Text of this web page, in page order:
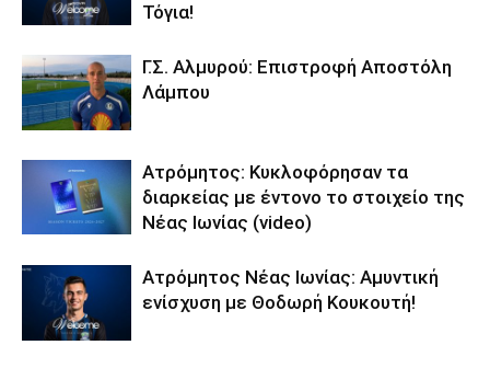
Τόγια!
Γ.Σ. Αλμυρού: Επιστροφή Αποστόλη
Λάμπου
Ατρόμητος: Κυκλοφόρησαν τα
διαρκείας με έντονο το στοιχείο της
Νέας Ιωνίας (video)
Ατρόμητος Νέας Ιωνίας: Αμυντική
ενίσχυση με Θοδωρή Κουκουτή!